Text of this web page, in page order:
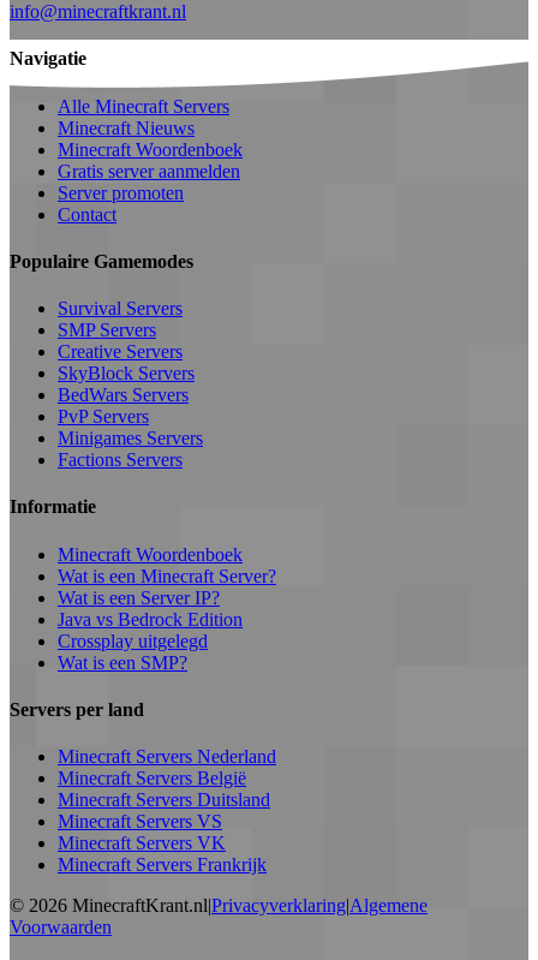
info@minecraftkrant.nl
Navigatie
Alle Minecraft Servers
Minecraft Nieuws
Minecraft Woordenboek
Gratis server aanmelden
Server promoten
Contact
Populaire Gamemodes
Survival Servers
SMP Servers
Creative Servers
SkyBlock Servers
BedWars Servers
PvP Servers
Minigames Servers
Factions Servers
Informatie
Minecraft Woordenboek
Wat is een Minecraft Server?
Wat is een Server IP?
Java vs Bedrock Edition
Crossplay uitgelegd
Wat is een SMP?
Servers per land
Minecraft Servers Nederland
Minecraft Servers België
Minecraft Servers Duitsland
Minecraft Servers VS
Minecraft Servers VK
Minecraft Servers Frankrijk
© 2026 MinecraftKrant.nl|Privacyverklaring|Algemene
Voorwaarden